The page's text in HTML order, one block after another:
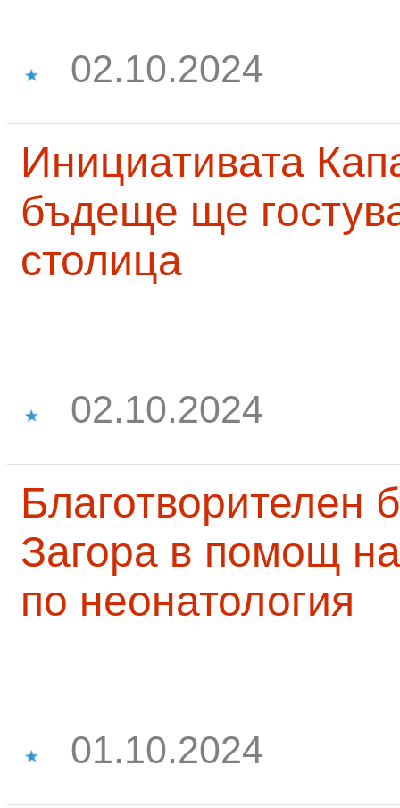
02.10.2024
Инициативата
бъдеще ще
столица
02.10.2024
Благотворителен
Загора в помощ
по неонатология
01.10.2024